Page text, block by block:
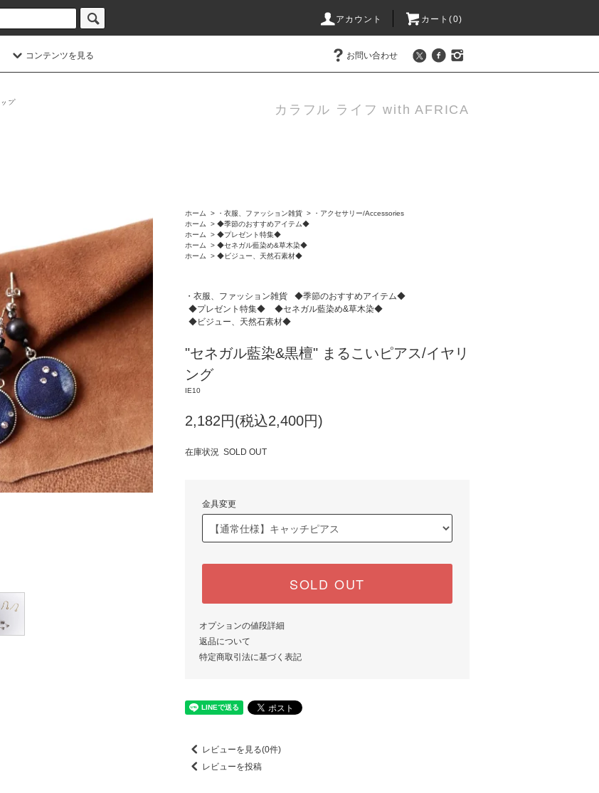
アカウント カート(0)
コンテンツを見る お問い合わせ
カラフル ライフ with AFRICA
ホーム > ・衣服、ファッション雑貨 >
・アクセサリー/Accessories
ホーム
> ◆季節のおすすめアイテム◆
ホーム
> ◆プレゼント特集◆
ホーム
> ◆セネガル藍染め&草木染◆
ホーム
> ◆ビジュー、天然石素材◆
・衣服、ファッション雑貨
◆季節のおすすめアイテム◆
◆プレゼント特集◆
◆セネガル藍染め&草木染◆
◆ビジュー、天然石素材◆
"セネガル藍染&黒檀" まるこいピアス/イヤリ
ング
IE10
2,182円(税込2,400円)
在庫状況 SOLD OUT
金具変更
SOLD OUT
オプションの値段詳細
返品について
特定商取引法に基づく表記
レビューを見る(0件)
レビューを投稿